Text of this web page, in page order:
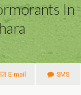
In
E-mail SMS